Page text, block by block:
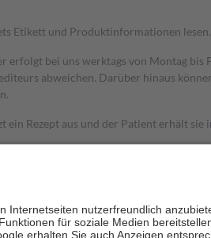
Etikett und Produktinformationen lesen.
erfolgt bei uns werktags von Montag
abweichen. Darüber hinaus
Rezept aus und der Patient erhält
zehn Prozent der Kosten sowie
zu stärken und die besondere